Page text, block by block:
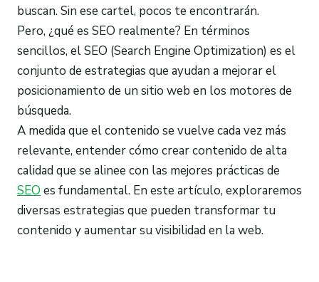
buscan. Sin ese cartel, pocos te encontrarán.
Pero, ¿qué es SEO realmente? En términos
sencillos, el SEO (Search Engine Optimization) es el
conjunto de estrategias que ayudan a mejorar el
posicionamiento de un sitio web en los motores de
búsqueda.
A medida que el contenido se vuelve cada vez más
relevante, entender cómo crear contenido de alta
calidad que se alinee con las mejores prácticas de
SEO es fundamental. En este artículo, exploraremos
diversas estrategias que pueden transformar tu
contenido y aumentar su visibilidad en la web.